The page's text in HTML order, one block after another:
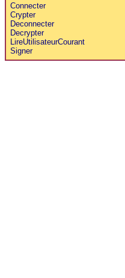
Connecter
Crypter
Deconnecter
Decrypter
LireUtilisateurCourant
Signer